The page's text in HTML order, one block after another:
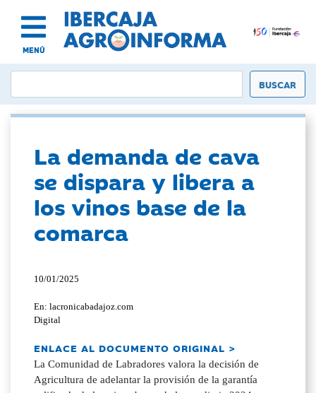
MENÚ
La demanda de cava
se dispara y libera a
los vinos base de la
comarca
10/01/2025
En: lacronicabadajoz.com
Digital
ENLACE AL DOCUMENTO ORIGINAL >
La Comunidad de Labradores valora la decisión de
Agricultura de adelantar la provisión de la garantía